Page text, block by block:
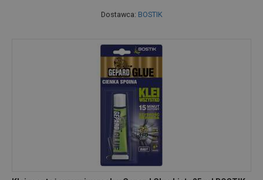
Dostawca: BOSTIK